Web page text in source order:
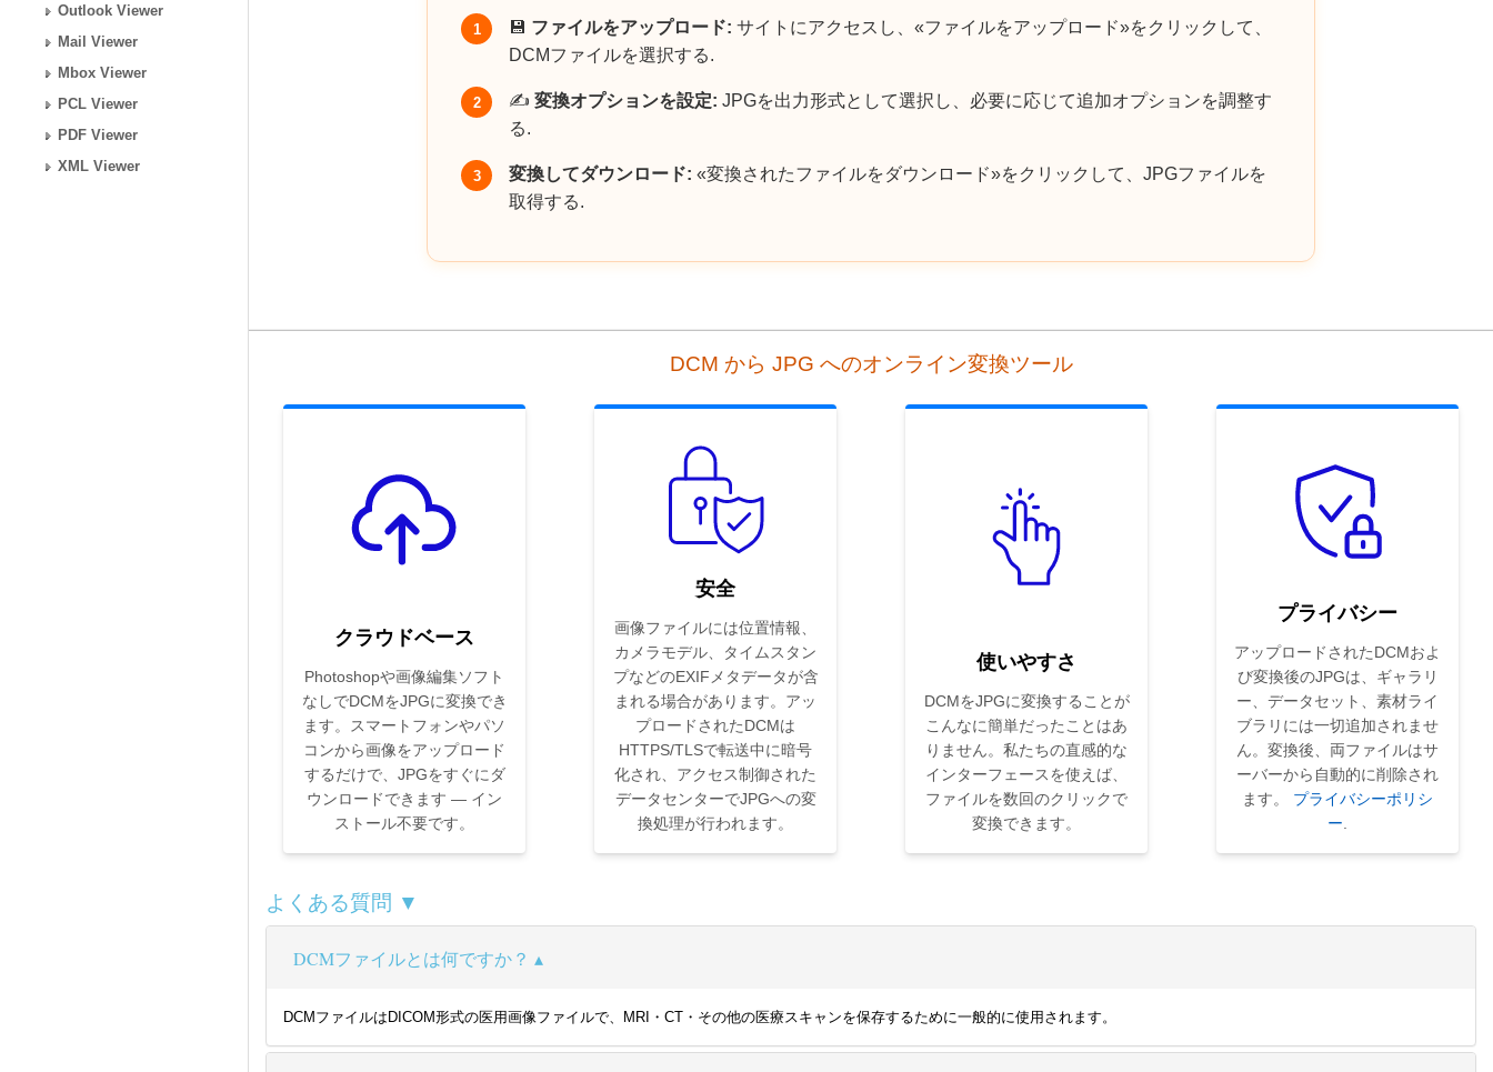
Outlook Viewer
Mail Viewer
Mbox Viewer
PCL Viewer
PDF Viewer
XML Viewer
1 💾 ファイルをアップロード: サイトにアクセスし、«ファイルをアップロード»をクリックして、
DCMファイルを選択する.
2 ✍️ 変換オプションを設定: JPGを出力形式として選択し、必要に応じて追加オプションを調整す
る.
3 変換してダウンロード: «変換されたファイルをダウンロード»をクリックして、JPGファイルを
取得する.
DCM から JPG へのオンライン変換ツール
クラウドベース
Photoshopや画像編集ソフト
なしでDCMをJPGに変換でき
ます。スマートフォンやパソ
コンから画像をアップロード
するだけで、JPGをすぐにダ
ウンロードできます — イン
ストール不要です。
安全
画像ファイルには位置情報、
カメラモデル、タイムスタン
プなどのEXIFメタデータが含
まれる場合があります。アッ
プロードされたDCMは
HTTPS/TLSで転送中に暗号
化され、アクセス制御された
データセンターでJPGへの変
換処理が行われます。
使いやすさ
DCMをJPGに変換することが
こんなに簡単だったことはあ
りません。私たちの直感的な
インターフェースを使えば、
ファイルを数回のクリックで
変換できます。
プライバシー
アップロードされたDCMおよ
び変換後のJPGは、ギャラリ
ー、データセット、素材ライ
ブラリには一切追加されませ
ん。変換後、両ファイルはサ
ーバーから自動的に削除され
ます。 プライバシーポリシ
ー
よくある質問 ▼
DCMファイルとは何ですか？
DCMファイルはDICOM形式の医用画像ファイルで、MRI・CT・その他の医療スキャンを保存するために一般的に使用されます。